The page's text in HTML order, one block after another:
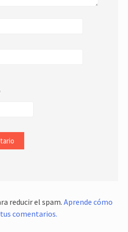
reducir el spam. Aprende cómo
comentarios.